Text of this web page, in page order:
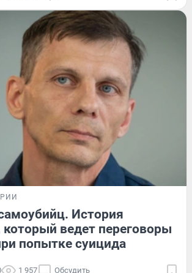
История
который ведет переговоры
попытке суицида
1 957 Обсудить